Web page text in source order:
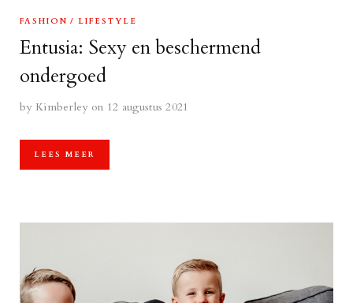
FASHION LIFESTYLE
Entusia: Sexy en beschermend
ondergoed
by Kimberley on 12 augustus 2021
LEES MEER